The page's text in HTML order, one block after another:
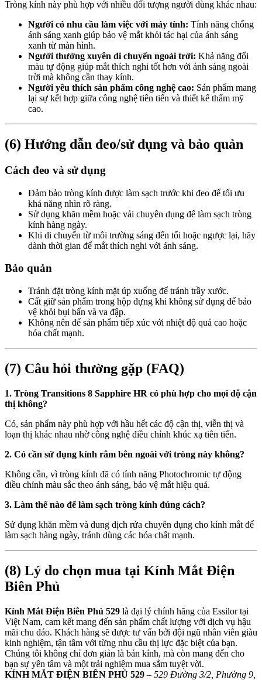
Tròng kính này phù hợp với nhiều đối tượng người dùng khác nhau:
Người có nhu cầu làm việc với máy tính: Tính năng chống
ánh sáng xanh giúp bảo vệ mắt khỏi tác hại của ánh sáng
xanh từ màn hình.
Người thường xuyên di chuyển ngoài trời: Khả năng đổi
màu tự động giúp mắt thích nghi tốt hơn với ánh sáng ngoài
trời mà không cần thay kính.
Người yêu thích sản phẩm công nghệ cao: Sản phẩm mang
lại sự kết hợp giữa công nghệ tiên tiến và thiết kế thẩm mỹ
cao.
(6) Hướng dẫn đeo/sử dụng và bảo quản
Cách đeo và sử dụng
Đảm bảo tròng kính được làm sạch trước khi đeo để tối ưu
khả năng nhìn rõ ràng.
Sử dụng khăn mềm hoặc vải chuyên dụng để làm sạch tròng
kính hàng ngày.
Khi di chuyển từ môi trường sáng đến tối hoặc ngược lại, hãy
dành thời gian để mắt thích nghi với ánh sáng.
Bảo quản
Tránh đặt tròng kính mặt úp xuống để tránh trầy xước.
Cất giữ sản phẩm trong hộp đựng khi không sử dụng để bảo
vệ khỏi bụi bẩn và va đập.
Không nên để sản phẩm tiếp xúc với nhiệt độ quá cao hoặc
hóa chất mạnh.
(7) Câu hỏi thường gặp (FAQ)
1. Tròng Transitions 8 Sapphire HR có phù hợp cho mọi độ cận
thị không?
Có, sản phẩm này phù hợp với hầu hết các độ cận thị, viễn thị và
loạn thị khác nhau nhờ công nghệ điều chỉnh khúc xạ tiên tiến.
2. Có cần sử dụng kính râm bên ngoài với tròng này không?
Không cần, vì tròng kính đã có tính năng Photochromic tự động
điều chỉnh màu sắc theo ánh sáng, bảo vệ mắt hiệu quả.
3. Làm thế nào để làm sạch tròng kính đúng cách?
Sử dụng khăn mềm và dung dịch rửa chuyên dụng cho kính mắt để
làm sạch hàng ngày, tránh dùng các hóa chất mạnh.
(8) Lý do chọn mua tại Kính Mắt Điện
Biên Phủ
Kính Mắt Điện Biên Phủ 529 là đại lý chính hãng của Essilor tại
Việt Nam, cam kết mang đến sản phẩm chất lượng với dịch vụ hậu
mãi chu đáo. Khách hàng sẽ được tư vấn bởi đội ngũ nhân viên giàu
kinh nghiệm, tận tâm với từng nhu cầu thị lực đặc biệt của bạn.
Chúng tôi không chỉ đơn giản là bán kính, mà còn mang đến cho
bạn sự yên tâm và một trải nghiệm mua sắm tuyệt vời.
KÍNH MẮT ĐIỆN BIÊN PHỦ 529 – 529 Đường 3/2, Phường 9,